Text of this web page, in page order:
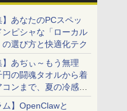
】あなたのPCスペッ
ンピシャな「ローカル
の選び方と快適化テク
】あぢぃ～もう無理
円の闘魂タオルから着
ンまで、夏の冷感グ
挙紹介
ム】OpenClawと